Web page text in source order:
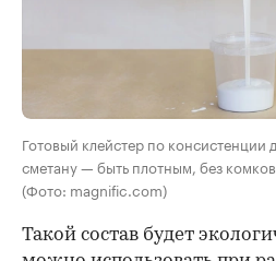
Готовый клейстер по консистенции
сметану — быть плотным, без
(Фото: magnific.com)
Такой состав будет